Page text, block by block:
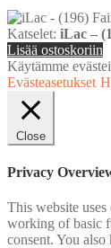
Katselet: iLac –
Lisää ostoskoriin
Käytämme
Evästeasetukset
Close
Privacy
This website
working of basic
consent. You